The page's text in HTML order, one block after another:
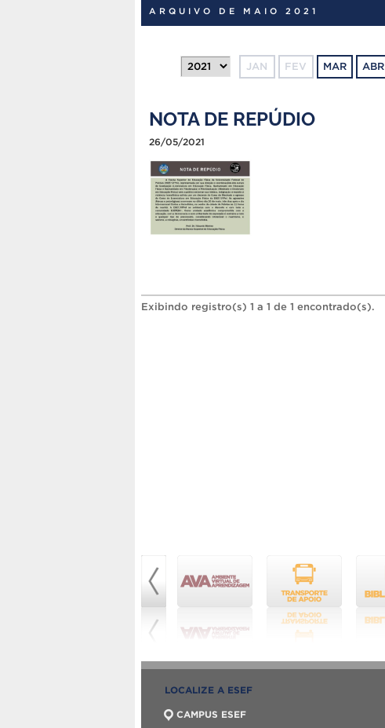
ARQUIVO DE MAIO 2021
JAN FEV MAR ABR
NOTA DE REPÚDIO
26/05/2021
Exibindo registro(s) 1 a 1 de 1 encontrado(s).
LOCALIZE A ESEF
CAMPUS ESEF